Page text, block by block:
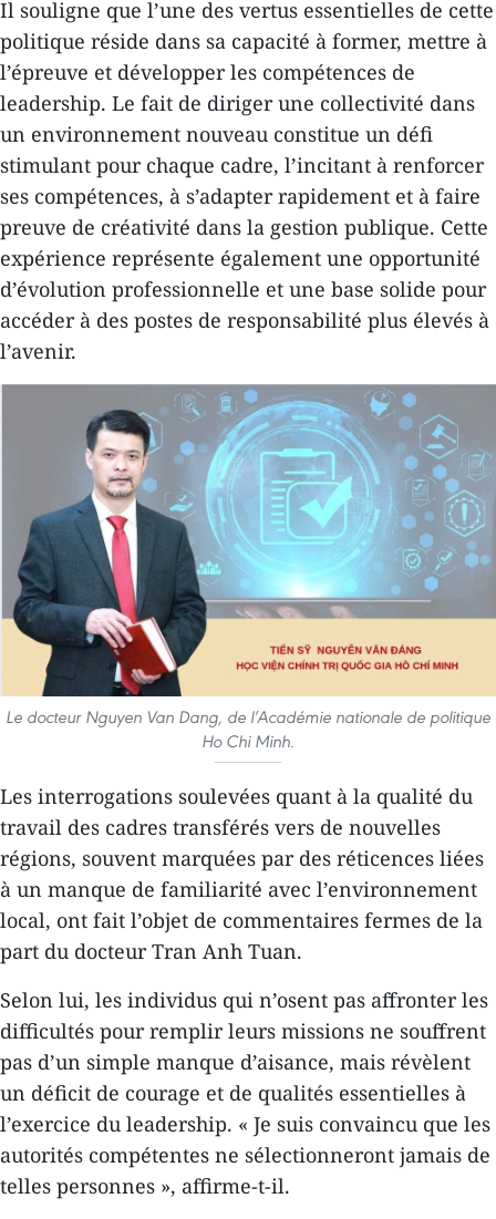
Il souligne que l’une des vertus essentielles de cette
politique réside dans sa capacité à former, mettre à
l’épreuve et développer les compétences de
leadership. Le fait de diriger une collectivité dans
un environnement nouveau constitue un défi
stimulant pour chaque cadre, l’incitant à renforcer
ses compétences, à s’adapter rapidement et à faire
preuve de créativité dans la gestion publique. Cette
expérience représente également une opportunité
d’évolution professionnelle et une base solide pour
accéder à des postes de responsabilité plus élevés à
l’avenir.
Le docteur Nguyen Van Dang, de l’Académie nationale de politique
Ho Chi Minh.
Les interrogations soulevées quant à la qualité du
travail des cadres transférés vers de nouvelles
régions, souvent marquées par des réticences liées
à un manque de familiarité avec l’environnement
local, ont fait l’objet de commentaires fermes de la
part du docteur Tran Anh Tuan.
Selon lui, les individus qui n’osent pas affronter les
difficultés pour remplir leurs missions ne souffrent
pas d’un simple manque d’aisance, mais révèlent
un déficit de courage et de qualités essentielles à
l’exercice du leadership. « Je suis convaincu que les
autorités compétentes ne sélectionneront jamais de
telles personnes », affirme-t-il.